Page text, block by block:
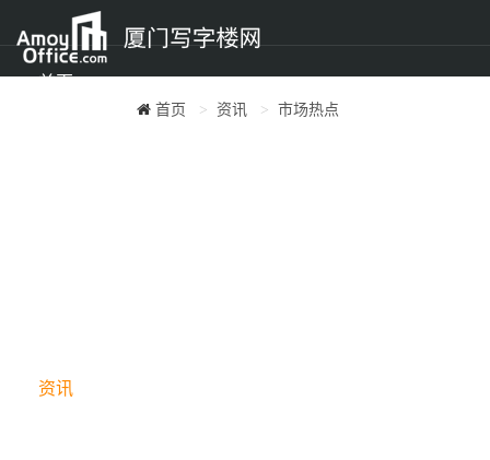
首页
资讯
首页 资讯 市场热点